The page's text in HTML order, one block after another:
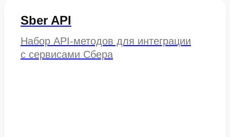
Sber API
Набор API-методов для интеграции
с сервисами Сбера